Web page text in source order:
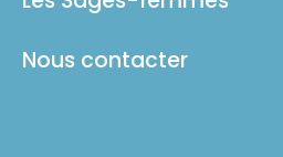
Nous contacter